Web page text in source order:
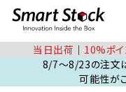
当日出荷 │ 10%ポイ
8/7～8/23の注文
可能性が